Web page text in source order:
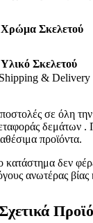
Χρώμα Σκελετού
Υλικό Σκελετού
& Delivery
σε όλη
δεμάτων .
προϊόντα.
κατάστημα δεν
ανωτέρας